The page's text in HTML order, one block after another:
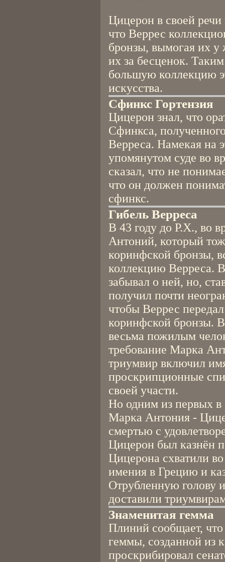
Цицерон в своей речи
что Веррес
бронзы, вымогая их
их за бесценок.
большую коллекцию
искусства.
Сфинкс Гортензия
Цицерон знал, что
Сфинкса,
Верреса. Намекая на
упомянутом суде во
сказал, что не
что он должен
сфинкс.
Гибель Верреса
В 43 году до Р.Х., во
Антоний, который
коринфской бронзы,
коллекцию Верреса.
забывал о ней, но,
получил почти
чтобы Веррес
коринфской бронзы.
весьма пожилым
требование Марка
триумвир включил
проскрипционные
своей участи.
Но одним из первых в
Марка Антония -
смертью с
Цицерон был казнён
Цицерона схватили во
имения в Грецию и
Отрубленную голову
доставили
Знаменитая гемма
Плиний сообщает,
геммы, созданной из
проскрибировал